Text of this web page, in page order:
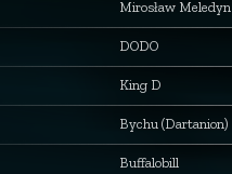
Mirosław Meledyn
DODO
King D
Bychu (Dartanion)
Buffalobill